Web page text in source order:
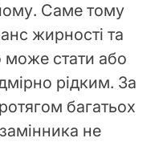
Саме тому
жирності та
може стати або
рідким. За
багатьох
не